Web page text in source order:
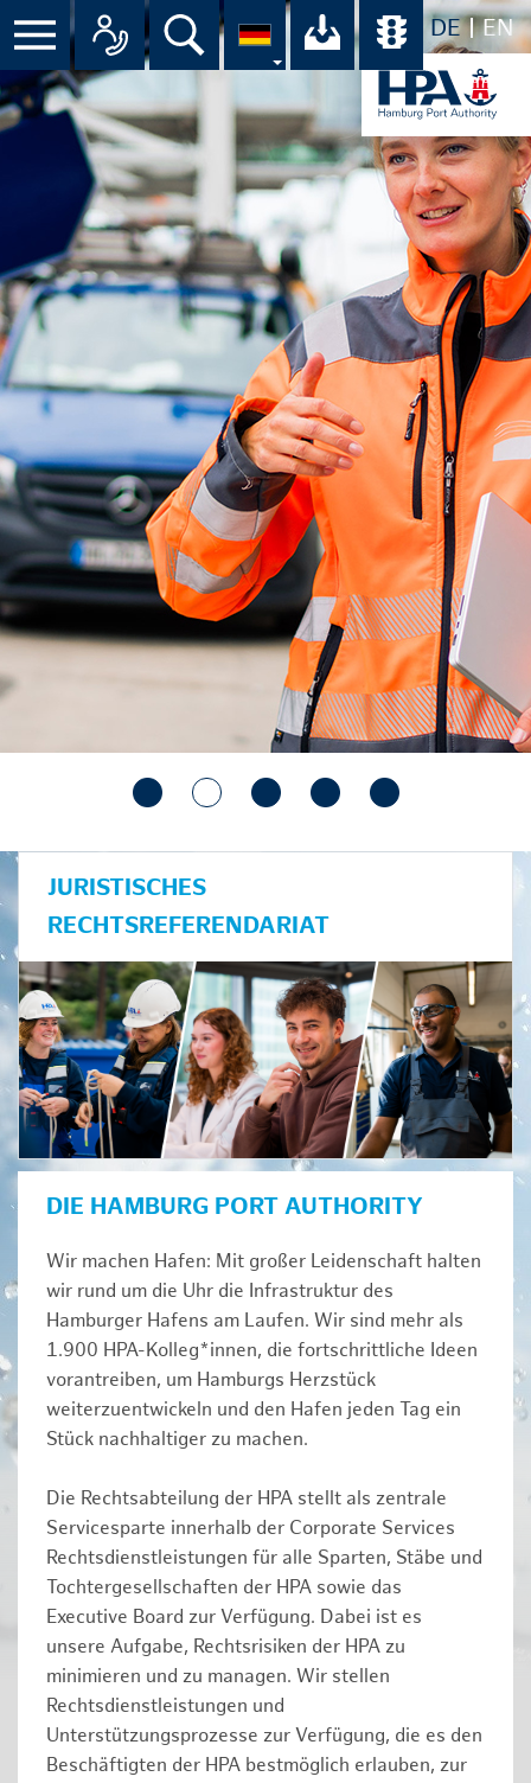
DE EN
Menü Alle Ansprechpartner im
Suche Ihr Download-
JURISTISCHES
RECHTSREFERENDARIAT
DIE HAMBURG PORT AUTHORITY
Wir machen Hafen: Mit großer Leidenschaft halten
wir rund um die Uhr die Infrastruktur des
Hamburger Hafens am Laufen. Wir sind mehr als
1.900 HPA-Kolleg*innen, die fortschrittliche Ideen
vorantreiben, um Hamburgs Herzstück
weiterzuentwickeln und den Hafen jeden Tag ein
Stück nachhaltiger zu machen.
Die Rechtsabteilung der HPA stellt als zentrale
Servicesparte innerhalb der Corporate Services
Rechtsdienstleistungen für alle Sparten, Stäbe und
Tochtergesellschaften der HPA sowie das
Executive Board zur Verfügung. Dabei ist es
unsere Aufgabe, Rechtsrisiken der HPA zu
minimieren und zu managen. Wir stellen
Rechtsdienstleistungen und
Unterstützungsprozesse zur Verfügung, die es den
Beschäftigten der HPA bestmöglich erlauben, zur